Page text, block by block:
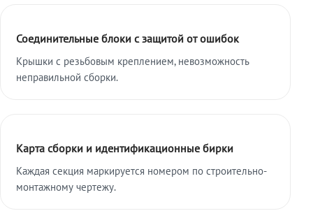
Соединительные блоки с защитой от ошибок
Крышки с резьбовым креплением, невозможность
неправильной сборки.
Карта сборки и идентификационные бирки
Каждая секция маркируется номером по строительно-
монтажному чертежу.